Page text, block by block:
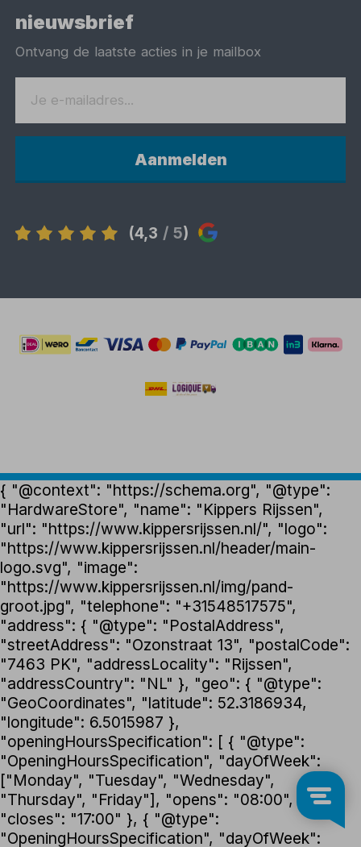
nieuwsbrief
Ontvang de laatste acties in je mailbox
Aanmelden
(4,3 / 5)
{ "@context": "https://schema.org", "@type":
"HardwareStore", "name": "Kippers Rijssen",
"url": "https://www.kippersrijssen.nl/", "logo":
"https://www.kippersrijssen.nl/header/main-
logo.svg", "image":
"https://www.kippersrijssen.nl/img/pand-
groot.jpg", "telephone": "+31548517575",
"address": { "@type": "PostalAddress",
"streetAddress": "Ozonstraat 13", "postalCode":
"7463 PK", "addressLocality": "Rijssen",
"addressCountry": "NL" }, "geo": { "@type":
"GeoCoordinates", "latitude": 52.3186934,
"longitude": 6.5015987 },
"openingHoursSpecification": [ { "@type":
"OpeningHoursSpecification", "dayOfWeek":
["Monday", "Tuesday", "Wednesday",
"Thursday", "Friday"], "opens": "08:00",
"closes": "17:00" }, { "@type":
"OpeningHoursSpecification", "dayOfWeek":